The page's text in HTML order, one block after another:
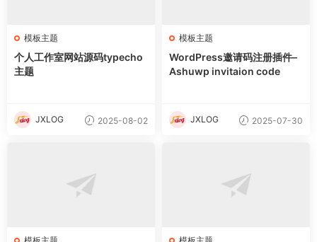
模板主题
个人工作室网站源码typecho
主题
JXLOG 2025-08-02
模板主题
WordPress邀请码注册插件–
Ashuwp invitaion code
JXLOG 2025-07-30